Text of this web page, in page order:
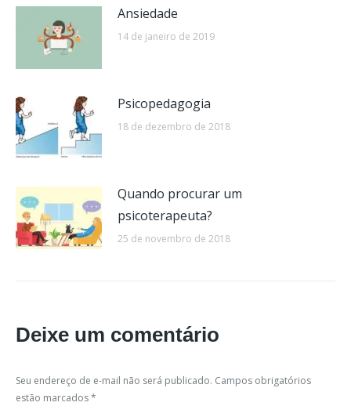
Ansiedade
14 de janeiro de 2019
Psicopedagogia
18 de dezembro de 2018
Quando procurar um
psicoterapeuta?
25 de novembro de 2018
Deixe um comentário
Seu endereço de e-mail não será publicado. Campos obrigatórios
estão marcados*